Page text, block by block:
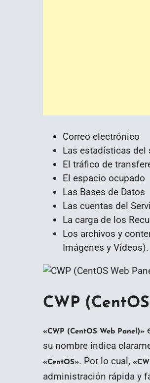
Correo electrónico
Las estadísticas del
El tráfico de
El espacio ocupado
Las Bases de Datos
Las cuentas del
La carga de los
Los archivos y
Imágenes y Vídeos).
CWP
«CWP (CentOS Web Panel)»
su nombre indica
«CentOS». Por lo cual,
administración rápida y